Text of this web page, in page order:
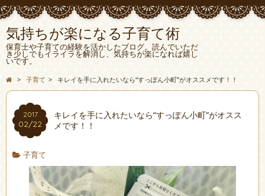
気持ちが楽になる子育て術
保育士や子育ての経験を活かしたブログ。読んでいただ
き少しでもイライラを解消し、気持ちが楽になれば嬉し
いです。
> 子育て > キレイを手に入れたいなら“すっぽん小町”がオススメです！！
2017
02/22
キレイを手に入れたいなら“すっぽん小町”がオスス
メです！！
子育て